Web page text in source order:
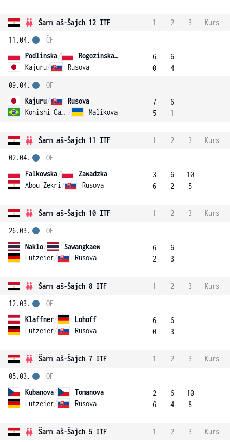
Šarm aš-Šajch 12 ITF 1 2 3
Kurs
11.04.
Podlinska/
Rogozinska Dzik
Kajuru/ Rusova
ČF
6
0
6
4
09.04.
Kajuru/
Rusova
Konishi Camargo Silva / Malikova
OF
7
5
6
1
Šarm aš-Šajch 11 ITF 1 2 3
Kurs
02.04.
Falkowska/
Zawadzka
Abou Zekri / Rusova
OF
3
6
6
2
10
5
Šarm aš-Šajch 10 ITF 1 2 3
Kurs
26.03.
Naklo/
Sawangkaew
Lutzeier/ Rusova
OF
6
2
6
3
Šarm aš-Šajch 8 ITF 1 2 3
Kurs
12.03.
Klaffner/
Lohoff
Lutzeier/ Rusova
OF
6
0
6
3
Šarm aš-Šajch 7 ITF 1 2 3
Kurs
05.03.
Kubanova/
Tomanova
Lutzeier/ Rusova
OF
2
6
6
4
10
8
Šarm aš-Šajch 5 ITF 1 2 3
Kurs